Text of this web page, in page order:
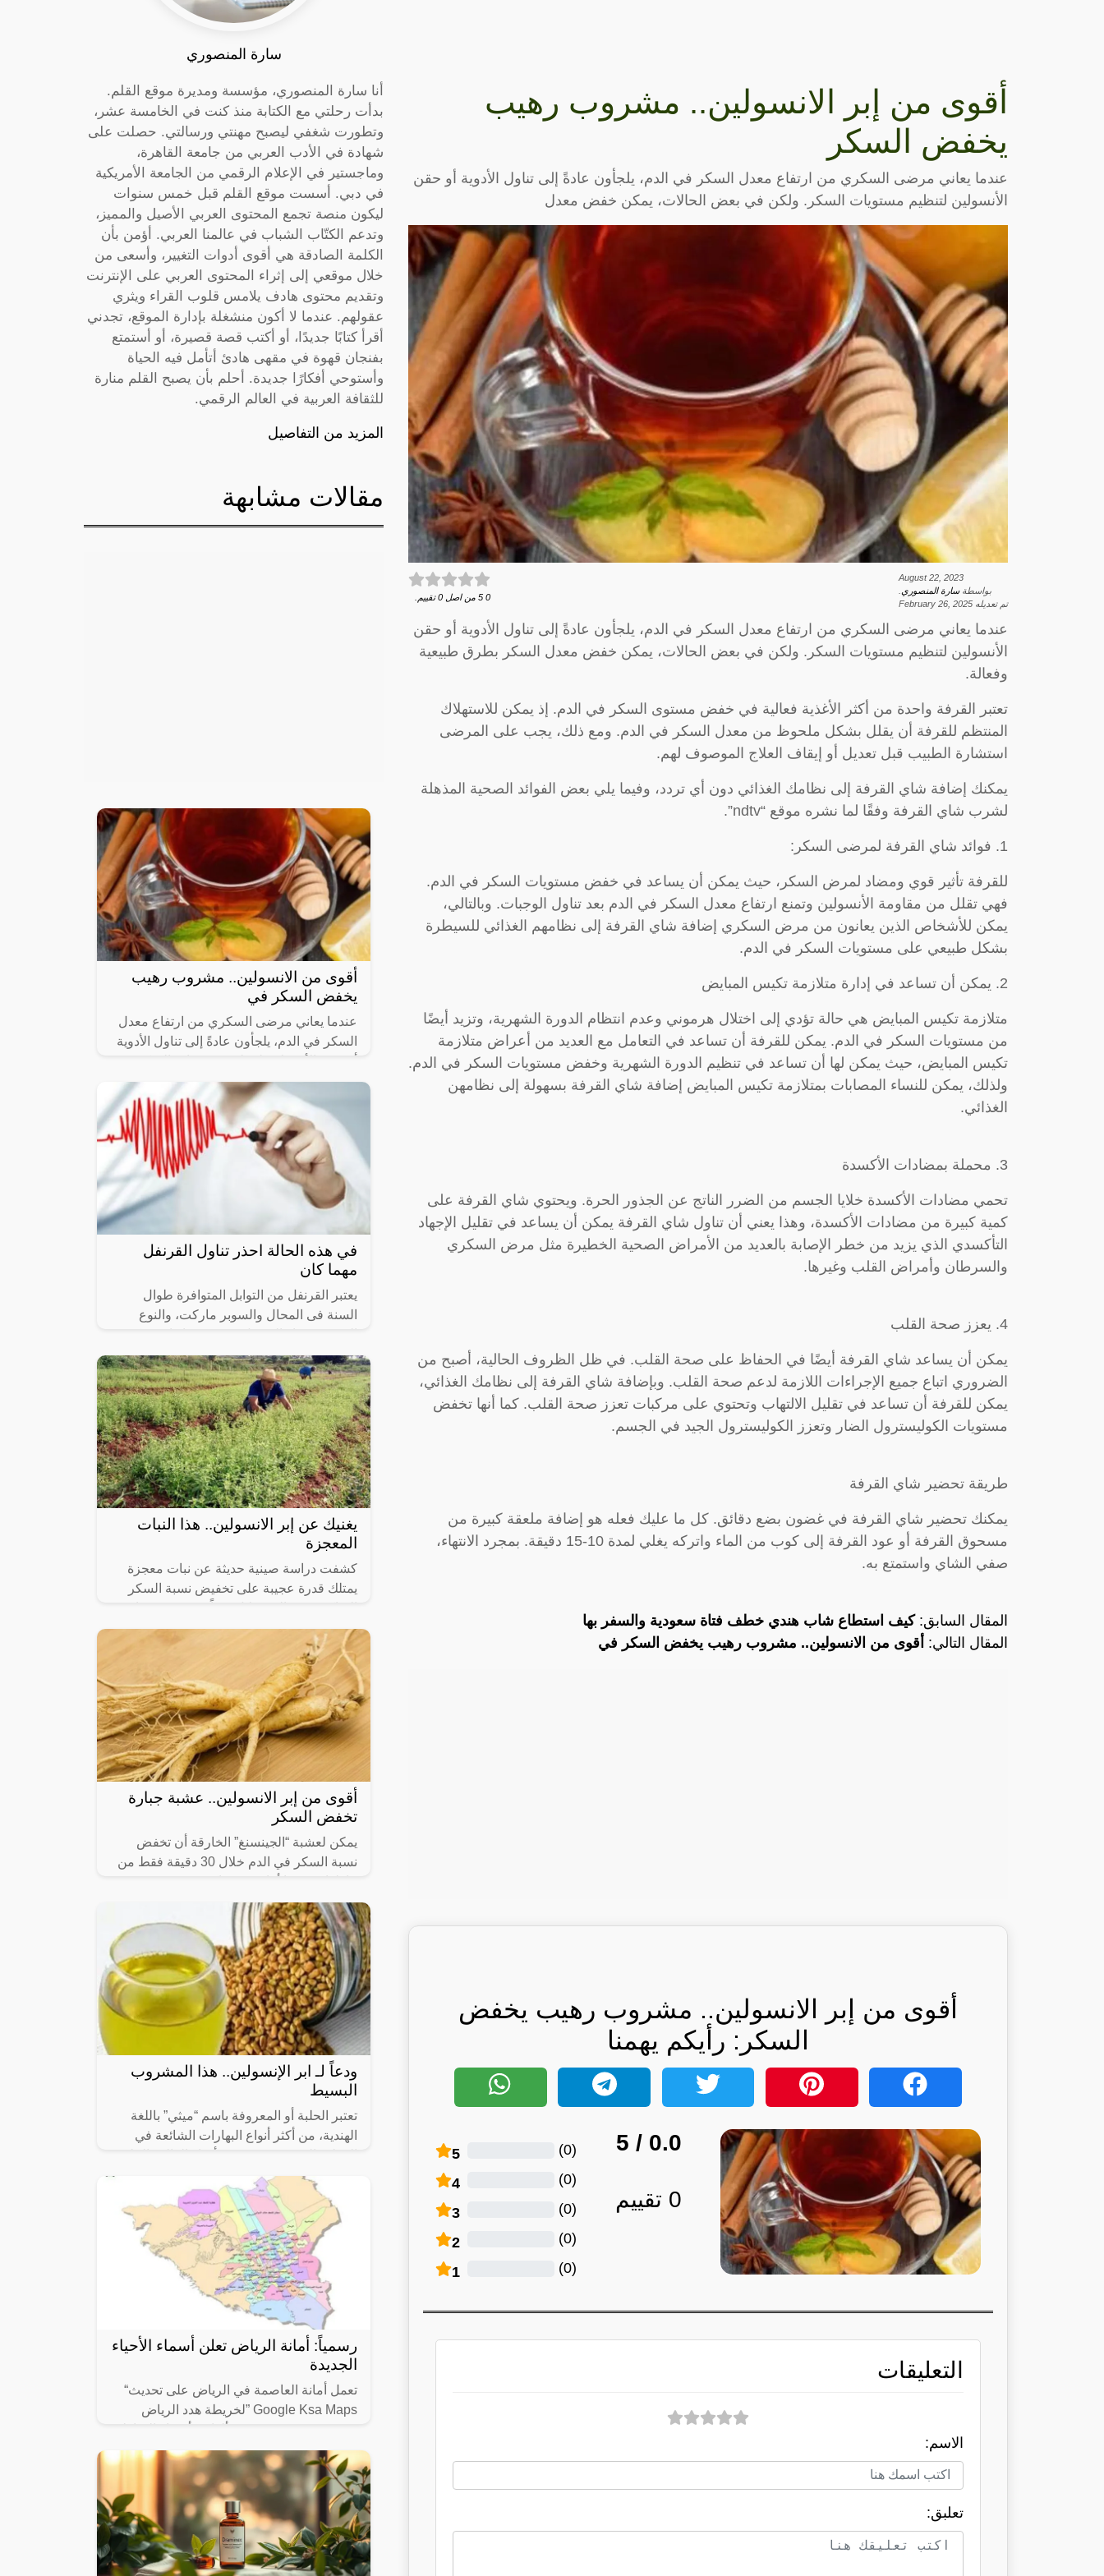
أقوى من إبر الانسولين.. مشروب رهيب
يخفض السكر
عندما يعاني مرضى السكري من ارتفاع معدل السكر في الدم، يلجأون عادةً إلى تناول الأدوية أو حقن
الأنسولين لتنظيم مستويات السكر. ولكن في بعض الحالات، يمكن خفض معدل
August 22, 2023
بواسطةسارة المنصوري
تم تعديله February 26, 2025
0
5 من اصل 0 تقييم.
عندما يعاني مرضى السكري من ارتفاع معدل السكر في الدم، يلجأون عادةً إلى تناول الأدوية أو حقن
الأنسولين لتنظيم مستويات السكر. ولكن في بعض الحالات، يمكن خفض معدل السكر بطرق طبيعية
وفعالة.
تعتبر القرفة واحدة من أكثر الأغذية فعالية في خفض مستوى السكر في الدم. إذ يمكن للاستهلاك
المنتظم للقرفة أن يقلل بشكل ملحوظ من معدل السكر في الدم. ومع ذلك، يجب على المرضى
استشارة الطبيب قبل تعديل أو إيقاف العلاج الموصوف لهم.
يمكنك إضافة شاي القرفة إلى نظامك الغذائي دون أي تردد، وفيما يلي بعض الفوائد الصحية المذهلة
لشرب شاي القرفة وفقًا لما نشره موقع “ndtv”.
1. فوائد شاي القرفة لمرضى السكر:
للقرفة تأثير قوي ومضاد لمرض السكر، حيث يمكن أن يساعد في خفض مستويات السكر في الدم.
فهي تقلل من مقاومة الأنسولين وتمنع ارتفاع معدل السكر في الدم بعد تناول الوجبات. وبالتالي،
يمكن للأشخاص الذين يعانون من مرض السكري إضافة شاي القرفة إلى نظامهم الغذائي للسيطرة
بشكل طبيعي على مستويات السكر في الدم.
2. يمكن أن تساعد في إدارة متلازمة تكيس المبايض
متلازمة تكيس المبايض هي حالة تؤدي إلى اختلال هرموني وعدم انتظام الدورة الشهرية، وتزيد أيضًا
من مستويات السكر في الدم. يمكن للقرفة أن تساعد في التعامل مع العديد من أعراض متلازمة
تكيس المبايض، حيث يمكن لها أن تساعد في تنظيم الدورة الشهرية وخفض مستويات السكر في الدم.
ولذلك، يمكن للنساء المصابات بمتلازمة تكيس المبايض إضافة شاي القرفة بسهولة إلى نظامهن
الغذائي.
3. محملة بمضادات الأكسدة
تحمي مضادات الأكسدة خلايا الجسم من الضرر الناتج عن الجذور الحرة. ويحتوي شاي القرفة على
كمية كبيرة من مضادات الأكسدة، وهذا يعني أن تناول شاي القرفة يمكن أن يساعد في تقليل الإجهاد
التأكسدي الذي يزيد من خطر الإصابة بالعديد من الأمراض الصحية الخطيرة مثل مرض السكري
والسرطان وأمراض القلب وغيرها.
4. يعزز صحة القلب
يمكن أن يساعد شاي القرفة أيضًا في الحفاظ على صحة القلب. في ظل الظروف الحالية، أصبح من
الضروري اتباع جميع الإجراءات اللازمة لدعم صحة القلب. وبإضافة شاي القرفة إلى نظامك الغذائي،
يمكن للقرفة أن تساعد في تقليل الالتهاب وتحتوي على مركبات تعزز صحة القلب. كما أنها تخفض
مستويات الكوليسترول الضار وتعزز الكوليسترول الجيد في الجسم.
طريقة تحضير شاي القرفة
يمكنك تحضير شاي القرفة في غضون بضع دقائق. كل ما عليك فعله هو إضافة ملعقة كبيرة من
مسحوق القرفة أو عود القرفة إلى كوب من الماء واتركه يغلي لمدة 10-15 دقيقة. بمجرد الانتهاء،
صفي الشاي واستمتع به.
المقال السابق:كيف استطاع شاب هندي خطف فتاة سعودية والسفر بها
المقال التالي: أقوى من الانسولين.. مشروب رهيب يخفض السكر في
أقوى من إبر الانسولين.. مشروب رهيب يخفض
السكر: رأيكم يهمنا
0.0
/ 5
0 تقييم
5 (
0
)
4 (
0
)
3 (
0
)
2 (
0
)
1 (
0
)
التعليقات
الاسم:
تعلبق:
سارة المنصوري
أنا سارة المنصوري، مؤسسة ومديرة موقع القلم.
بدأت رحلتي مع الكتابة منذ كنت في الخامسة عشر،
وتطورت شغفي ليصبح مهنتي ورسالتي. حصلت على
شهادة في الأدب العربي من جامعة القاهرة،
وماجستير في الإعلام الرقمي من الجامعة الأمريكية
في دبي. أسست موقع القلم قبل خمس سنوات
ليكون منصة تجمع المحتوى العربي الأصيل والمميز،
وتدعم الكتّاب الشباب في عالمنا العربي. أؤمن بأن
الكلمة الصادقة هي أقوى أدوات التغيير، وأسعى من
خلال موقعي إلى إثراء المحتوى العربي على الإنترنت
وتقديم محتوى هادف يلامس قلوب القراء ويثري
عقولهم. عندما لا أكون منشغلة بإدارة الموقع، تجدني
أقرأ كتابًا جديدًا، أو أكتب قصة قصيرة، أو أستمتع
بفنجان قهوة في مقهى هادئ أتأمل فيه الحياة
وأستوحي أفكارًا جديدة. أحلم بأن يصبح القلم منارة
للثقافة العربية في العالم الرقمي.
المزيد من التفاصيل
مقالات مشابهة
أقوى من الانسولين.. مشروب رهيب
يخفض السكر في
عندما يعاني مرضى السكري من ارتفاع معدل
السكر في الدم، يلجأون عادةً إلى تناول الأدوية
ولكن في بعض الحالات، يمكن خفض معدل
في هذه الحالة احذر تناول القرنفل
مهما كان
يعتبر القرنفل من التوابل المتوافرة طوال
السنة فى المحال والسوبر ماركت، والنوع
عندما يتم الضغط عليها بين إصبعي
يغنيك عن إبر الانسولين.. هذا النبات
المعجزة
كشفت دراسة صينية حديثة عن نبات معجزة
يمتلك قدرة عجيبة على تخفيض نسبة السكر
يعني أنه يمكن لبعض من يعانون من مرض
السكري
أقوى من إبر الانسولين.. عشبة جبارة
تخفض السكر
يمكن لعشبة “الجينسنغ” الخارقة أن تخفض
نسبة السكر في الدم خلال 30 دقيقة فقط من
البريطاني.
ودعاً لـ ابر الإنسولين.. هذا المشروب
البسيط
تعتبر الحلبة أو المعروفة باسم “ميثي” باللغة
الهندية، من أكثر أنواع البهارات الشائعة في
غنية بمضادات الأكسدة
رسمياً: أمانة الرياض تعلن أسماء الأحياء
الجديدة
تعمل أمانة العاصمة في الرياض على تحديث“
Google Ksa Maps ”لخريطة هدد الرياض
والأحياء التي سوف تتم إزالتها بالرياض